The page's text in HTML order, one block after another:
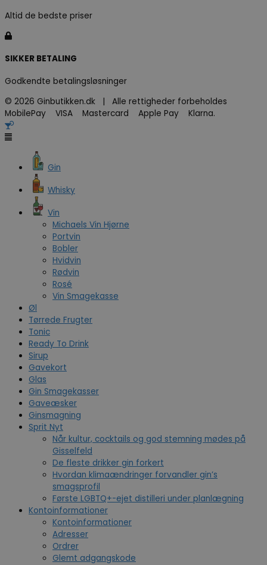
Altid de bedste priser
SIKKER BETALING
Godkendte betalingsløsninger
© 2026 Ginbutikken.dk | Alle rettigheder forbeholdes
MobilePay VISA Mastercard Apple Pay Klarna.
Gin
Whisky
Vin
Michaels Vin Hjørne
Portvin
Bobler
Hvidvin
Rødvin
Rosé
Vin Smagekasse
Øl
Tørrede Frugter
Tonic
Ready To Drink
Sirup
Gavekort
Glas
Gin Smagekasser
Gaveæsker
Ginsmagning
Sprit Nyt
Når kultur, cocktails og god stemning mødes på
Gisselfeld
De fleste drikker gin forkert
Hvordan klimaændringer forvandler gin’s
smagsprofil
Første LGBTQ+-ejet distilleri under planlægning
Kontoinformationer
Kontoinformationer
Adresser
Ordrer
Glemt adgangskode